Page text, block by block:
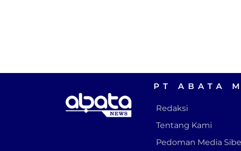
PT ABATA
Redaksi
Tentang Kami
Pedoman Media